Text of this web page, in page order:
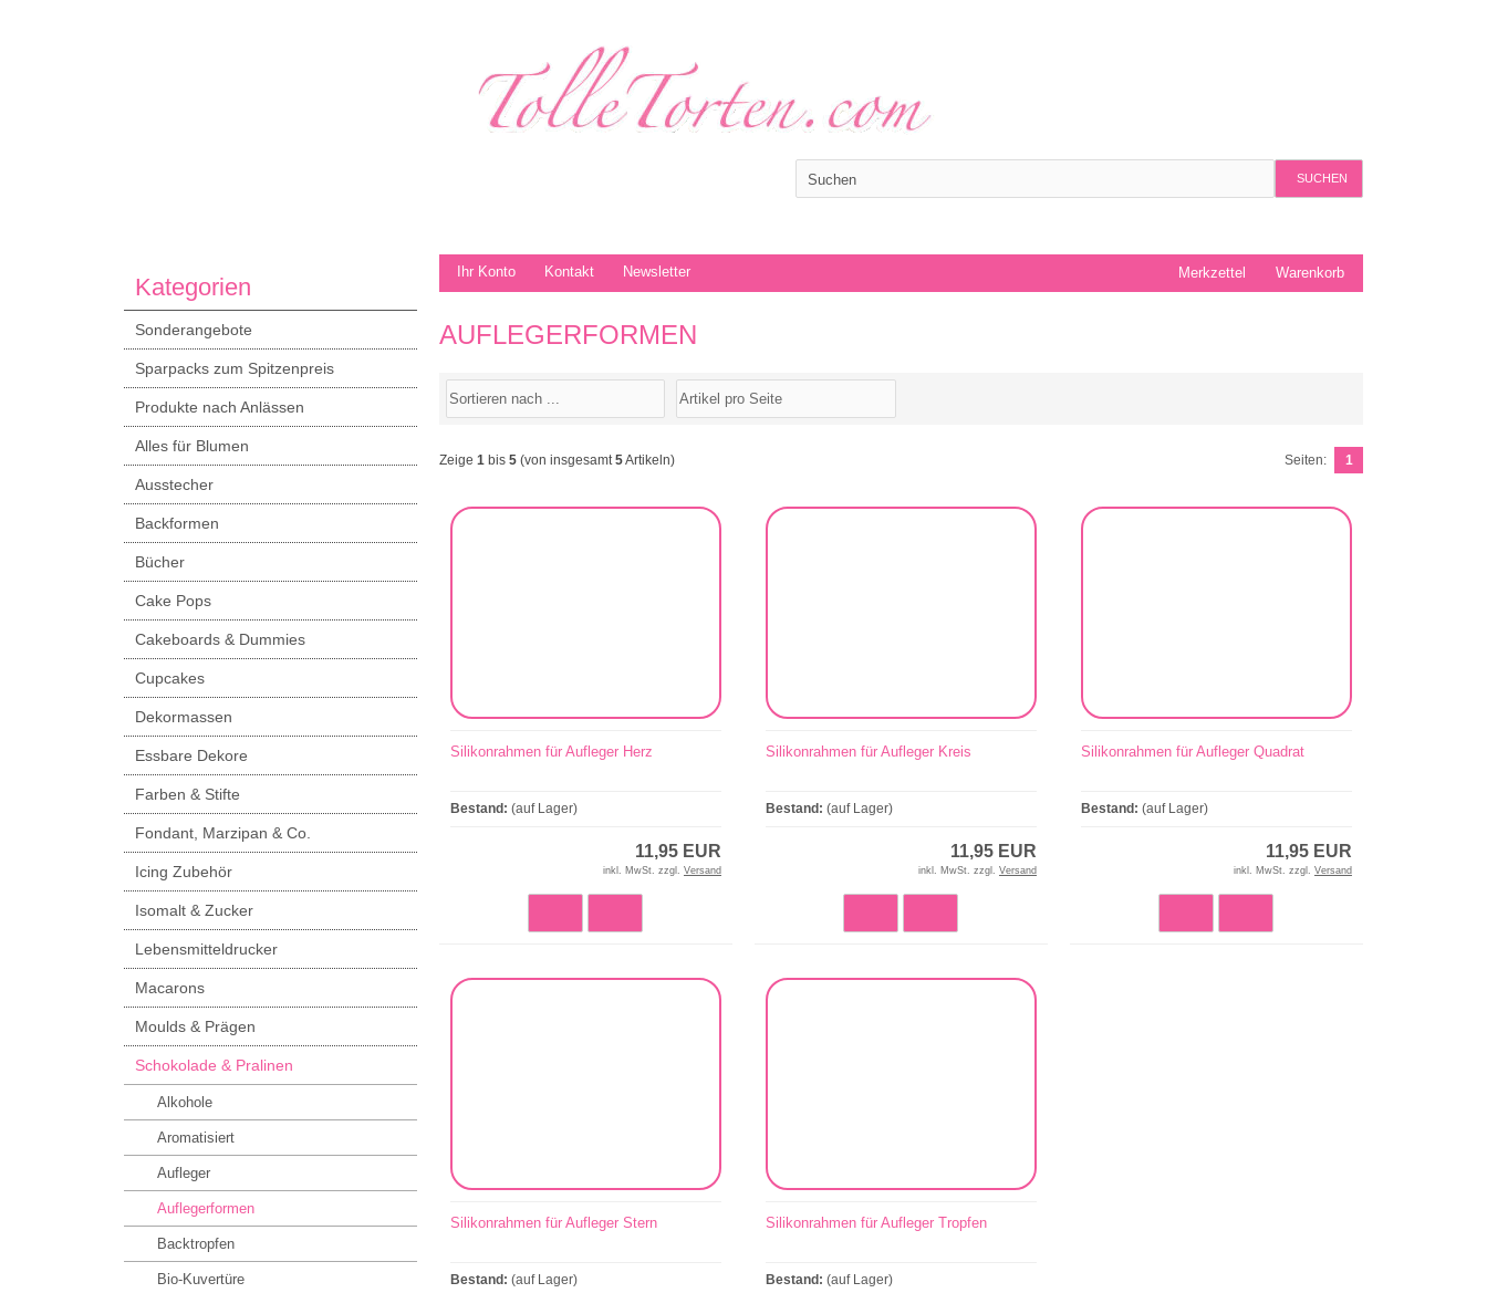
SUCHEN
Ihr Konto Kontakt Newsletter Warenkorb
Merkzettel
AUFLEGERFORMEN
Zeige 1 bis 5 (von insgesamt5Artikeln) Seiten: 1
Silikonrahmen für Aufleger Herz
Bestand: (auf Lager)
11,95 EUR
inkl. MwSt. zzgl. Versand
Silikonrahmen für Aufleger Kreis
Bestand: (auf Lager)
11,95 EUR
inkl. MwSt. zzgl. Versand
Silikonrahmen für Aufleger Quadrat
Bestand: (auf Lager)
11,95 EUR
inkl. MwSt. zzgl. Versand
Silikonrahmen für Aufleger Stern
Bestand: (auf Lager)
Silikonrahmen für Aufleger Tropfen
Bestand: (auf Lager)
Kategorien
Sonderangebote
Sparpacks zum Spitzenpreis
Produkte nach Anlässen
Alles für Blumen
Ausstecher
Backformen
Bücher
Cake Pops
Cakeboards & Dummies
Cupcakes
Dekormassen
Essbare Dekore
Farben & Stifte
Fondant, Marzipan & Co.
Icing Zubehör
Isomalt & Zucker
Lebensmitteldrucker
Macarons
Moulds & Prägen
Schokolade & Pralinen
Alkohole
Aromatisiert
Aufleger
Auflegerformen
Backtropfen
Bio-Kuvertüre